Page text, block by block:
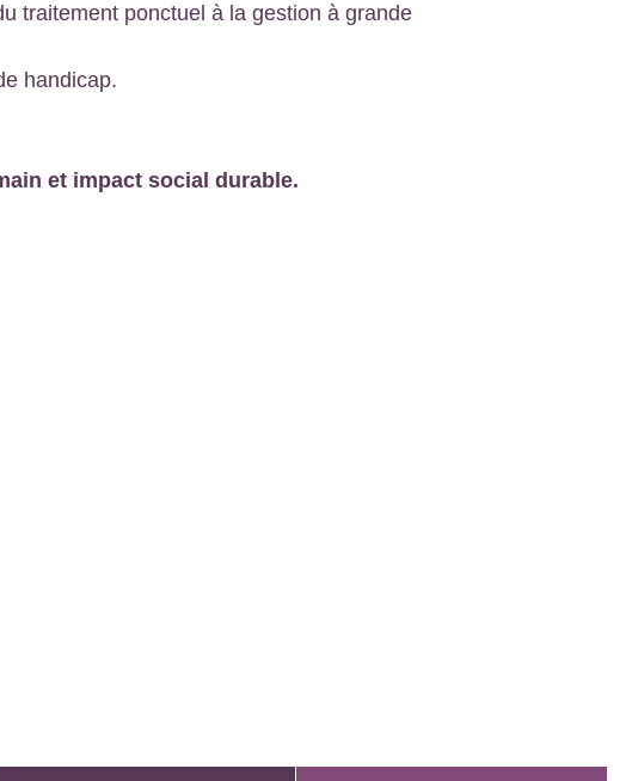
traitement ponctuel à la gestion à grande
handicap.
et impact social durable.